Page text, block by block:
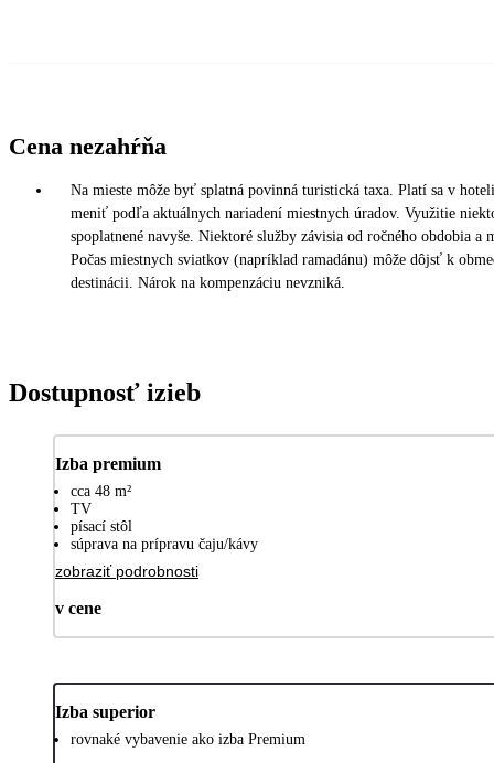
Cena nezahŕňa
Na mieste môže byť splatná povinná turistická taxa. Platí sa v
meniť podľa aktuálnych nariadení miestnych úradov. Využitie
spoplatnené navyše. Niektoré služby závisia od ročného obdobia
Počas miestnych sviatkov (napríklad ramadánu) môže dôjsť k
destinácii. Nárok na kompenzáciu nevzniká.
Dostupnosť izieb
Izba premium
cca 48 m²
TV
písací stôl
súprava na prípravu čaju/kávy
zobraziť podrobnosti
v cene
Izba superior
rovnaké vybavenie ako izba Premium